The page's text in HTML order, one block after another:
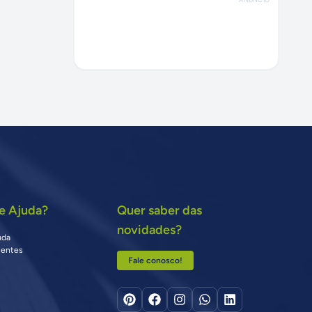
Ajuda?
Quer saber das
novidades?
Fale conosco!